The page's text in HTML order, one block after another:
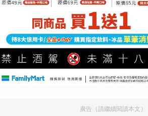
廣告（請繼續閱讀本文）